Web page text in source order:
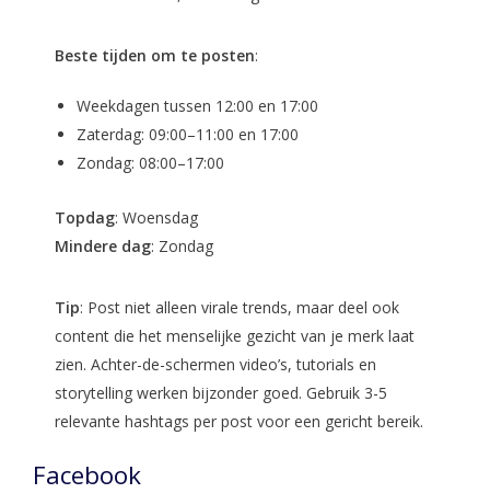
Beste tijden om te posten:
Weekdagen tussen 12:00 en 17:00
Zaterdag: 09:00–11:00 en 17:00
Zondag: 08:00–17:00
Topdag: Woensdag
Mindere dag: Zondag
Tip: Post niet alleen virale trends, maar deel ook
content die het menselijke gezicht van je merk laat
zien. Achter-de-schermen video’s, tutorials en
storytelling werken bijzonder goed. Gebruik 3-5
relevante hashtags per post voor een gericht bereik.
Facebook